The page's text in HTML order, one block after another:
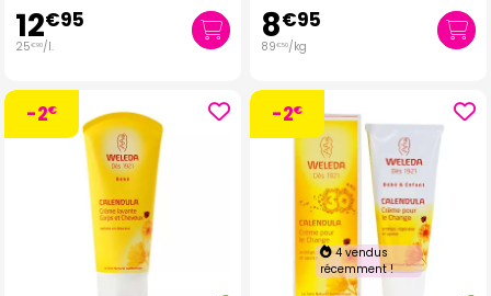
12€95
25€90/l. 8€95
89€50/kg
-2€ -2€
4 vendus
récemment !